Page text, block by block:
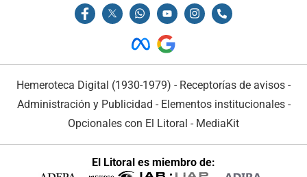
Hemeroteca Digital (1930-1979) - Receptorías de avisos -
Administración y Publicidad - Elementos institucionales-
Opcionales con El Litoral - MediaKit
El Litoral es miembro de: